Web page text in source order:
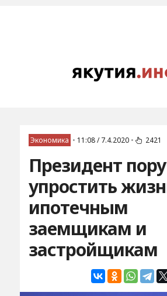
Экономика • 11:08 / 7.4.2020 • 2421
Президент
упростить
ипотечным
заемщикам и
застройщикам